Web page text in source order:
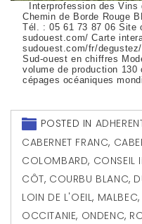
Interprofession des Vins
Chemin de Borde Rouge
Tél. : 05 61 73 87 06 Site
sudouest.com/ Carte
sudouest.com/fr/
Sud-ouest en chiffres
volume de production 130
cépages océaniques
POSTED IN
CABERNET FRANC,
COLOMBARD, CONSEIL
CÔT, COURBU BLANC,
LOIN DE L'OEIL, MALBEC,
OCCITANIE, ONDENC,